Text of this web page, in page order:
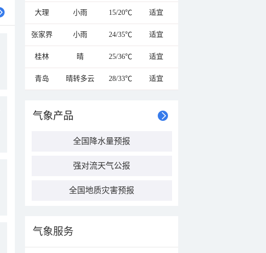
大理 小雨 15/20℃ 适宜
张家界 小雨 24/35℃ 适宜
桂林 晴 25/36℃ 适宜
青岛 晴转多云 28/33℃ 适宜
气象产品
全国降水量预报
强对流天气公报
全国地质灾害预报
气象服务